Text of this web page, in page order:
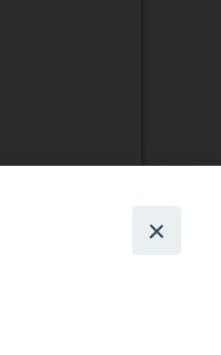
17.30-19.30